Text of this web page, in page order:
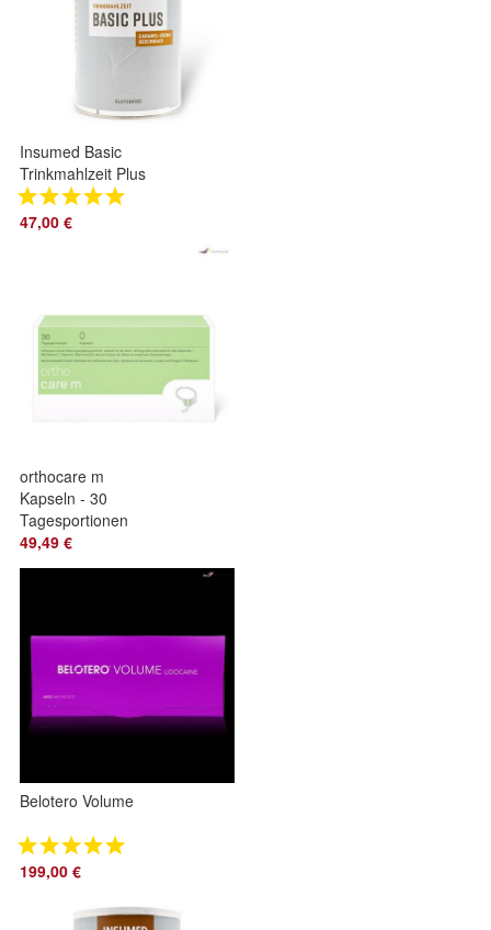
Insumed Basic
Trinkmahlzeit Plus
Caramel-Crema
47,00 €
orthocare m
Kapseln - 30
Tagesportionen
49,49 €
Belotero Volume
199,00 €